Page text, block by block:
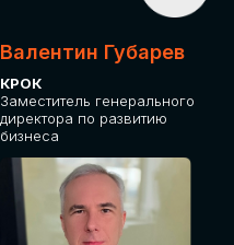
Валентин Губарев
КРОК
Заместитель генерального
директора по развитию
бизнеса